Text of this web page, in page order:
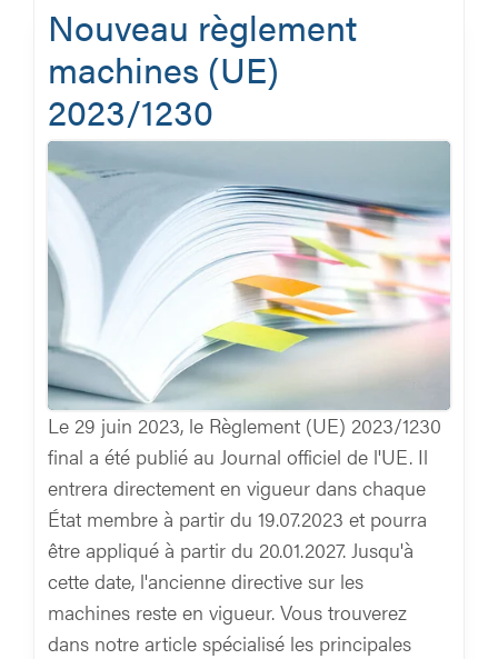
Nouveau règlement
machines (UE)
2023/1230
Le 29 juin 2023, le Règlement (UE) 2023/1230
final a été publié au Journal officiel de l'UE. Il
entrera directement en vigueur dans chaque
État membre à partir du 19.07.2023 et pourra
être appliqué à partir du 20.01.2027. Jusqu'à
cette date, l'ancienne directive sur les
machines reste en vigueur. Vous trouverez
dans notre article spécialisé les principales